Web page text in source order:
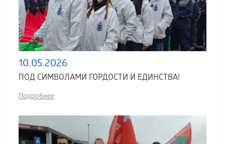
10.05.2026
ПОД СИМВОЛАМИ ГОРДОСТИ И ЕДИНСТВА!
Подробнее